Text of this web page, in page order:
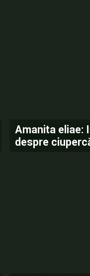
Amanita eliae:
despre